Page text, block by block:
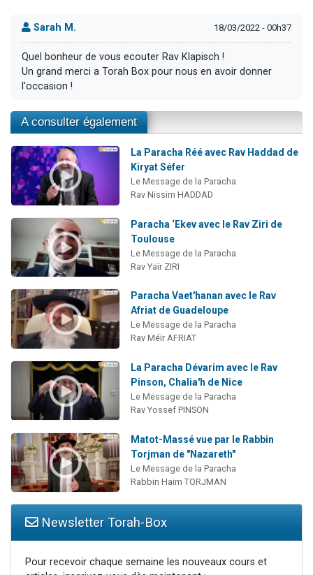
Sarah M. 18/03/2022 - 00h37
Quel bonheur de vous ecouter Rav Klapisch !
Un grand merci a Torah Box pour nous en avoir donner
l'occasion !
A consulter également
La Paracha Réé avec Rav Haddad de
Kiryat Séfer
Le Message de la Paracha
Rav Nissim HADDAD
Paracha ‘Ekev avec le Rav Ziri de
Toulouse
Le Message de la Paracha
Rav Yaïr ZIRI
Paracha Vaet'hanan avec le Rav
Afriat de Guadeloupe
Le Message de la Paracha
Rav Méïr AFRIAT
La Paracha Dévarim avec le Rav
Pinson, Chalia'h de Nice
Le Message de la Paracha
Rav Yossef PINSON
Matot-Massé vue par le Rabbin
Torjman de "Nazareth"
Le Message de la Paracha
Rabbin Haim TORJMAN
Newsletter Torah-Box
Pour recevoir chaque semaine les nouveaux cours et